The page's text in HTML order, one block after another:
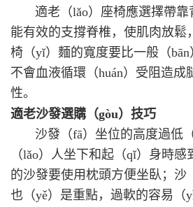
適老（lǎo）座椅應選擇帶靠
能有效的支撐脊椎，使肌肉放鬆
椅（yǐ）麵的寬度要比一般（
不會血液循環（huán）受阻造成
性。
適老沙發選購（gòu）技巧
沙發（fā）坐位的高度過低
（lǎo）人坐下和起（qǐ）身時
的沙發要使用枕頭方便坐臥；沙
也（yě）是重點，過軟的容易（